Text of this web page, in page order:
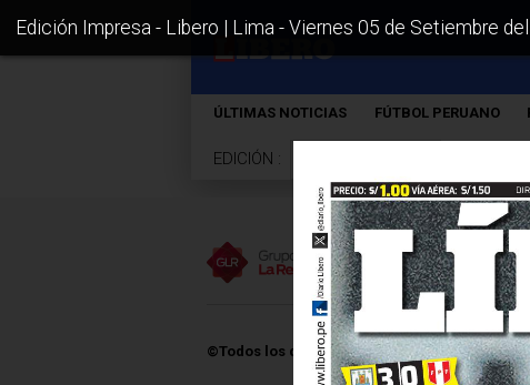
ÚLTIMAS NOTICIAS FÚTBOL PERUANO
EDICIÓN :
Edición Impresa - Libero | Lima - Viernes 05 de Setiembre
©Todos los derechos reservados - 2026